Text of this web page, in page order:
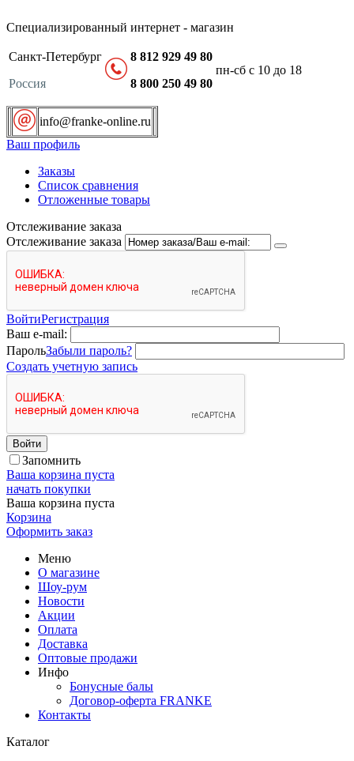
Специализированный интернет - магазин
Санкт-Петербург
Россия
8 812 929 49 80
8 800 250 49 80
пн-сб с 10 до 18
info@franke-online.ru
Ваш профиль
Заказы
Список сравнения
Отложенные товары
Отслеживание заказа
Отслеживание заказа
ВойтиРегистрация
Ваш e-mail:
ПарольЗабыли пароль?
Создать учетную запись
Войти
Запомнить
Ваша корзина пуста
начать покупки
Ваша корзина пуста
Корзина
Оформить заказ
Меню
О магазине
Шоу-рум
Новости
Акции
Оплата
Доставка
Оптовые продажи
Инфо
Бонусные балы
Договор-оферта FRANKE
Контакты
Каталог